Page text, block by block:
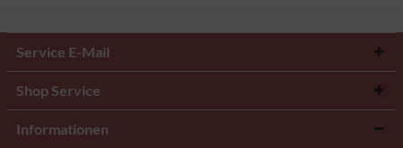
Service E-Mail
Shop Service
Informationen